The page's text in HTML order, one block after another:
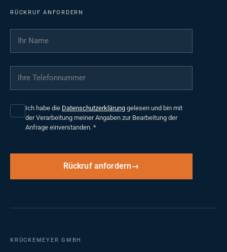
RÜCKRUF ANFORDERN
Ihr Name
Ihre Telefonnummer
Ich habe die Datenschutzerklärung gelesen und bin mit
der Verarbeitung meiner Angaben zur Bearbeitung der
Anfrage einverstanden. *
Rückruf anfordern
KRÜCKEMEYER GMBH